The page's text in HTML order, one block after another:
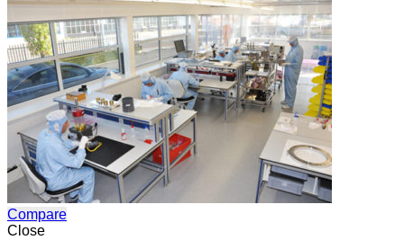
Compare
Close